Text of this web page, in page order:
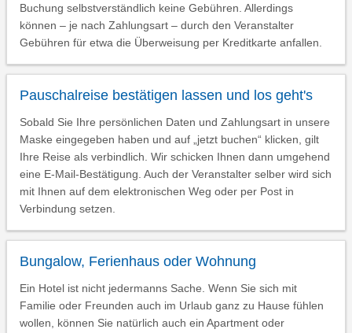
Buchung selbstverständlich keine Gebühren. Allerdings
können – je nach Zahlungsart – durch den Veranstalter
Gebühren für etwa die Überweisung per Kreditkarte anfallen.
Pauschalreise bestätigen lassen und los geht's
Sobald Sie Ihre persönlichen Daten und Zahlungsart in unsere
Maske eingegeben haben und auf „jetzt buchen“ klicken, gilt
Ihre Reise als verbindlich. Wir schicken Ihnen dann umgehend
eine E-Mail-Bestätigung. Auch der Veranstalter selber wird sich
mit Ihnen auf dem elektronischen Weg oder per Post in
Verbindung setzen.
Bungalow, Ferienhaus oder Wohnung
Ein Hotel ist nicht jedermanns Sache. Wenn Sie sich mit
Familie oder Freunden auch im Urlaub ganz zu Hause fühlen
wollen, können Sie natürlich auch ein Apartment oder